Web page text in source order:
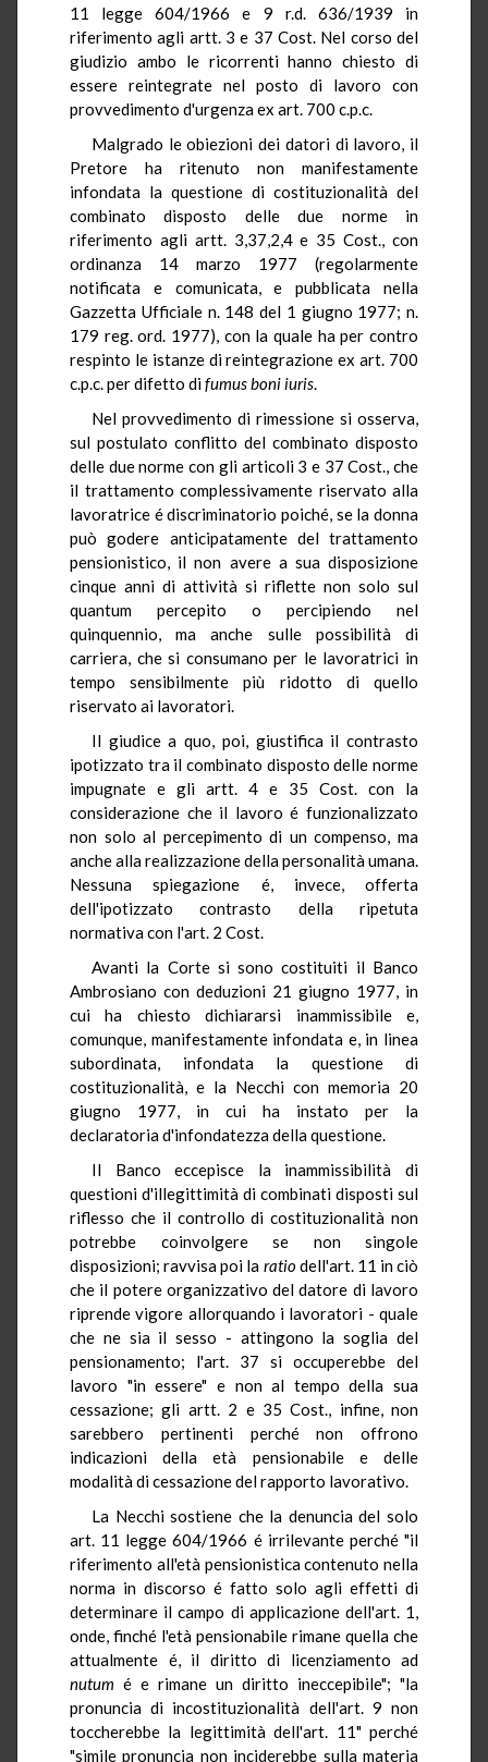
11 legge 604/1966 e 9 r.d. 636/1939 in
riferimento agli artt. 3 e 37 Cost. Nel corso del
giudizio ambo le ricorrenti hanno chiesto di
essere reintegrate nel posto di lavoro con
provvedimento d'urgenza ex art. 700 c.p.c.
Malgrado le obiezioni dei datori di lavoro, il
Pretore ha ritenuto non manifestamente
infondata la questione di costituzionalità del
combinato disposto delle due norme in
riferimento agli artt. 3,37,2,4 e 35 Cost., con
ordinanza 14 marzo 1977 (regolarmente
notificata e comunicata, e pubblicata nella
Gazzetta Ufficiale n. 148 del 1 giugno 1977; n.
179 reg. ord. 1977), con la quale ha per contro
respinto le istanze di reintegrazione ex art. 700
c.p.c. per difetto difumusboni iuris.
Nel provvedimento di rimessione si osserva,
sul postulato conflitto del combinato disposto
delle due norme con gli articoli 3 e 37 Cost., che
il trattamento complessivamente riservato alla
lavoratrice é discriminatorio poiché, se la donna
può godere anticipatamente del trattamento
pensionistico, il non avere a sua disposizione
cinque anni di attività si riflette non solo sul
quantum percepito o percipiendo nel
quinquennio, ma anche sulle possibilità di
carriera, che si consumano per le lavoratrici in
tempo sensibilmente più ridotto di quello
riservato ai lavoratori.
Il giudice a quo, poi, giustifica il contrasto
ipotizzato tra il combinato disposto delle norme
impugnate e gli artt. 4 e 35 Cost. con la
considerazione che il lavoro é funzionalizzato
non solo al percepimento di un compenso, ma
anche alla realizzazione della personalità umana.
Nessuna spiegazione é, invece, offerta
dell'ipotizzato contrasto della ripetuta
normativa con l'art. 2 Cost.
Avanti la Corte si sono costituiti il Banco
Ambrosiano con deduzioni 21 giugno 1977, in
cui ha chiesto dichiararsi inammissibile e,
comunque, manifestamente infondata e, in linea
subordinata, infondata la questione di
costituzionalità, e la Necchi con memoria 20
giugno 1977, in cui ha instato per la
declaratoria d'infondatezza della questione.
Il Banco eccepisce la inammissibilità di
questioni d'illegittimità di combinati disposti sul
riflesso che il controllo di costituzionalità non
potrebbe coinvolgere se non singole
disposizioni; ravvisa poi la ratiodell'art. 11 in ciò
che il potere organizzativo del datore di lavoro
riprende vigore allorquando i lavoratori - quale
che ne sia il sesso - attingono la soglia del
pensionamento; l'art. 37 si occuperebbe del
lavoro "in essere" e non al tempo della sua
cessazione; gli artt. 2 e 35 Cost., infine, non
sarebbero pertinenti perché non offrono
indicazioni della età pensionabile e delle
modalità di cessazione del rapporto lavorativo.
La Necchi sostiene che la denuncia del solo
art. 11 legge 604/1966 é irrilevante perché "il
riferimento all'età pensionistica contenuto nella
norma in discorso é fatto solo agli effetti di
determinare il campo di applicazione dell'art. 1,
onde, finché l'età pensionabile rimane quella che
attualmente é, il diritto di licenziamento ad
nutum é e rimane un diritto ineccepibile"; "la
pronuncia di incostituzionalità dell'art. 9 non
toccherebbe la legittimità dell'art. 11" perché
"simile pronuncia non inciderebbe sulla materia